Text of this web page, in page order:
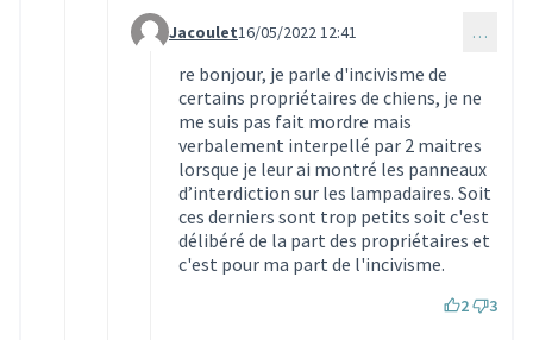
Commentaire 1482 (réponse au commentaire
Jacoulet16/05/2022 12:41 …
re bonjour, je parle d'incivisme de
certains propriétaires de chiens, je ne
me suis pas fait mordre mais
verbalement interpellé par 2 maitres
lorsque je leur ai montré les panneaux
d’interdiction sur les lampadaires. Soit
ces derniers sont trop petits soit c'est
délibéré de la part des propriétaires et
c'est pour ma part de l'incivisme.
2 3